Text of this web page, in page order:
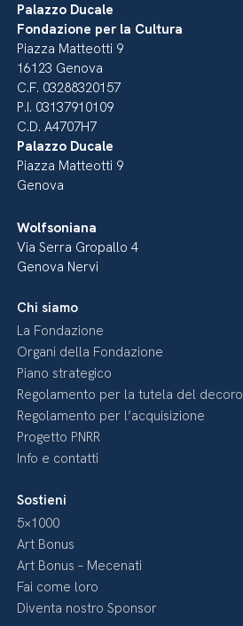
Palazzo Ducale
Fondazione per la Cultura
Piazza Matteotti 9
16123 Genova
C.F. 03288320157
P.I. 03137910109
C.D. A4707H7
Palazzo Ducale
Piazza Matteotti 9
Genova
Wolfsoniana
Via Serra Gropallo 4
Genova Nervi
Chi siamo
La Fondazione
Organi della Fondazione
Piano strategico
Regolamento per la tutela del decoro
Regolamento per l’acquisizione
Progetto PNRR
Info e contatti
Sostieni
5×1000
Art Bonus
Art Bonus – Mecenati
Fai come loro
Diventa nostro Sponsor